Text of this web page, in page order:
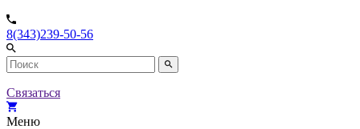
8(343)239-50-56
Связаться
Меню